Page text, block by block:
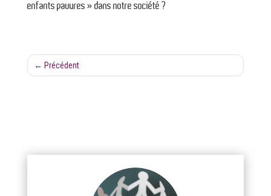
enfants pauvres » dans notre société ?
← Précédent